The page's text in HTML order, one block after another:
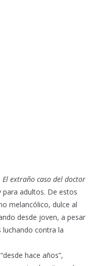
El extraño caso del doctor
adultos. De estos
melancólico, dulce al
desde joven, a pesar
luchando contra la
hace años”,